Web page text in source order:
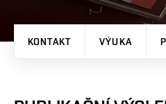
KONTAKT VÝUKA